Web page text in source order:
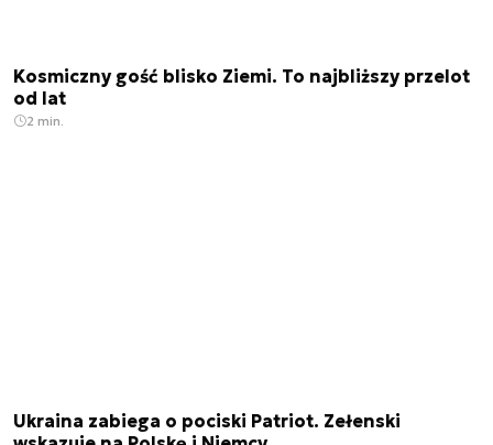
Kosmiczny gość blisko Ziemi. To najbliższy przelot
od lat
2 min.
Ukraina zabiega o pociski Patriot. Zełenski